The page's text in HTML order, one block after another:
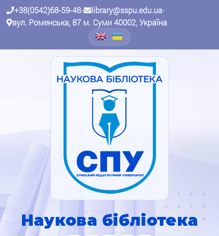
+38(0542)68-59-48• library@sspu.edu.ua•
вул. Роменська, 87 м. Суми 40002, Україна
Наукова бібліотека